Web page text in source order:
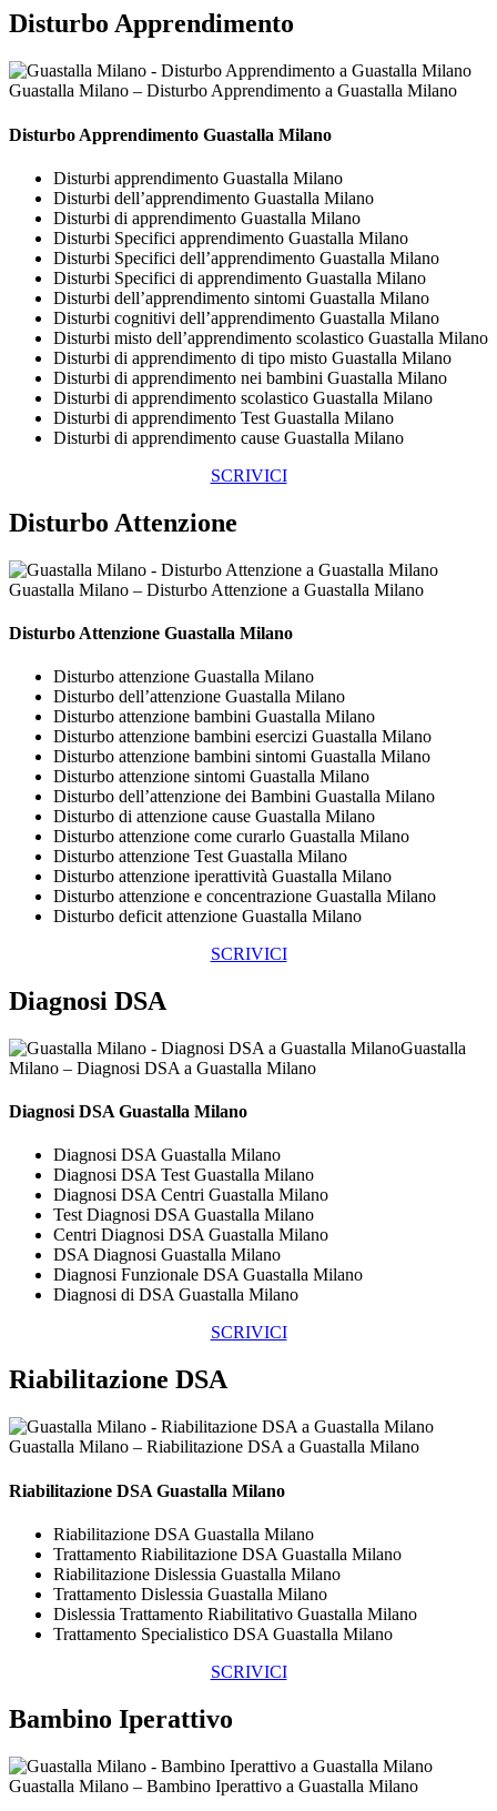
Disturbo Apprendimento
Guastalla Milano – Disturbo Apprendimento a Guastalla Milano
Disturbo Apprendimento Guastalla Milano
Disturbi apprendimento Guastalla Milano
Disturbi dell’apprendimento Guastalla Milano
Disturbi di apprendimento Guastalla Milano
Disturbi Specifici apprendimento Guastalla Milano
Disturbi Specifici dell’apprendimento Guastalla Milano
Disturbi Specifici di apprendimento Guastalla Milano
Disturbi dell’apprendimento sintomi Guastalla Milano
Disturbi cognitivi dell’apprendimento Guastalla Milano
Disturbi misto dell’apprendimento scolastico Guastalla Milano
Disturbi di apprendimento di tipo misto Guastalla Milano
Disturbi di apprendimento nei bambini Guastalla Milano
Disturbi di apprendimento scolastico Guastalla Milano
Disturbi di apprendimento Test Guastalla Milano
Disturbi di apprendimento cause Guastalla Milano
SCRIVICI
Disturbo Attenzione
Guastalla Milano – Disturbo Attenzione a Guastalla Milano
Disturbo Attenzione Guastalla Milano
Disturbo attenzione Guastalla Milano
Disturbo dell’attenzione Guastalla Milano
Disturbo attenzione bambini Guastalla Milano
Disturbo attenzione bambini esercizi Guastalla Milano
Disturbo attenzione bambini sintomi Guastalla Milano
Disturbo attenzione sintomi Guastalla Milano
Disturbo dell’attenzione dei Bambini Guastalla Milano
Disturbo di attenzione cause Guastalla Milano
Disturbo attenzione come curarlo Guastalla Milano
Disturbo attenzione Test Guastalla Milano
Disturbo attenzione iperattività Guastalla Milano
Disturbo attenzione e concentrazione Guastalla Milano
Disturbo deficit attenzione Guastalla Milano
SCRIVICI
Diagnosi DSA
Guastalla
Milano – Diagnosi DSA a Guastalla Milano
Diagnosi DSA Guastalla Milano
Diagnosi DSA Guastalla Milano
Diagnosi DSA Test Guastalla Milano
Diagnosi DSA Centri Guastalla Milano
Test Diagnosi DSA Guastalla Milano
Centri Diagnosi DSA Guastalla Milano
DSA Diagnosi Guastalla Milano
Diagnosi Funzionale DSA Guastalla Milano
Diagnosi di DSA Guastalla Milano
SCRIVICI
Riabilitazione DSA
Guastalla Milano – Riabilitazione DSA a Guastalla Milano
Riabilitazione DSA Guastalla Milano
Riabilitazione DSA Guastalla Milano
Trattamento Riabilitazione DSA Guastalla Milano
Riabilitazione Dislessia Guastalla Milano
Trattamento Dislessia Guastalla Milano
Dislessia Trattamento Riabilitativo Guastalla Milano
Trattamento Specialistico DSA Guastalla Milano
SCRIVICI
Bambino Iperattivo
Guastalla Milano – Bambino Iperattivo a Guastalla Milano